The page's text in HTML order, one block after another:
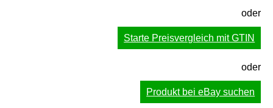
oder
Starte Preisvergleich mit GTIN
oder
Produkt bei eBay suchen